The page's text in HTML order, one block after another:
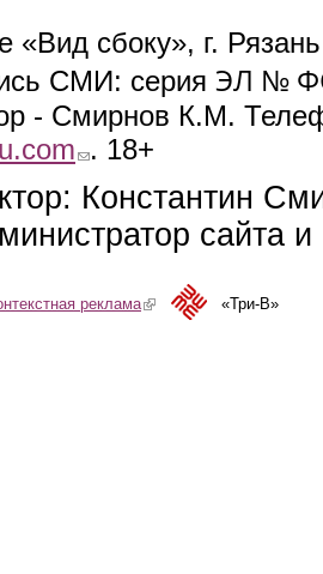
«Вид сбоку», г.
СМИ: серия ЭЛ №
- Смирнов К.М.
(link sends e-mail)
. 18+
Константин
сайта
реклама(link is external)«Три-В»